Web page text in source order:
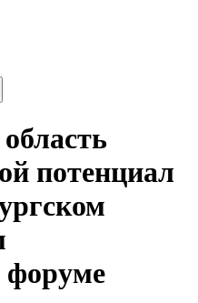
потенциал
форуме